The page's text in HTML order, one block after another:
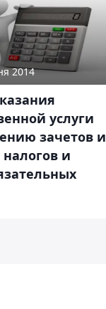
2014
услуги
зачетов и
налогов и